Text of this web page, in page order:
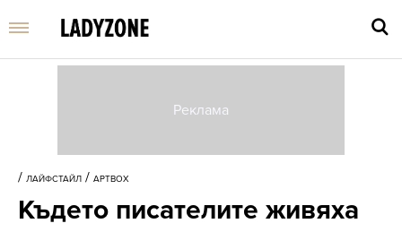
/ ЛАЙФСТАЙЛ / АРТBOX
Където писателите живяха